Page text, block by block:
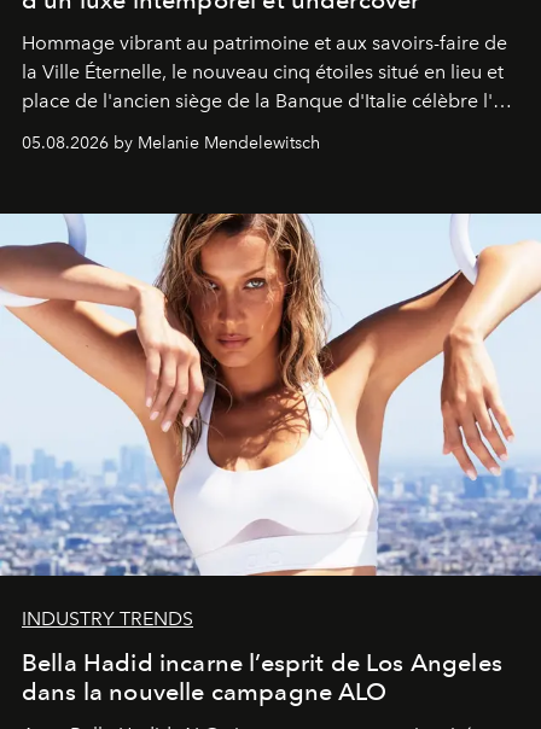
Hommage vibrant au patrimoine et aux savoirs-faire de
la Ville Éternelle, le nouveau cinq étoiles situé en lieu et
place de l'ancien siège de la Banque d'Italie célèbre l'art
de vivre Romain dans toute son élégance intemporelle.
05.08.2026 by Melanie Mendelewitsch
INDUSTRY TRENDS
Bella Hadid incarne l’esprit de Los Angeles
dans la nouvelle campagne ALO